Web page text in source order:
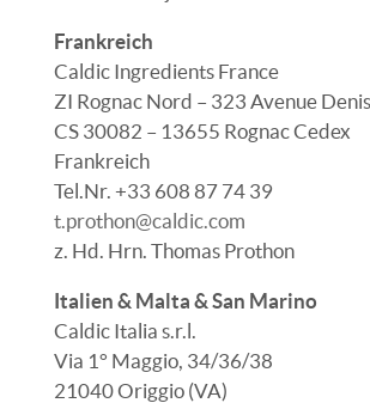
Frankreich
Caldic Ingredients France
ZI Rognac Nord – 323 Avenue
CS 30082 – 13655 Rognac Cedex
Frankreich
Tel.Nr. +33 608 87 74 39
t.prothon@caldic.com
z. Hd. Hrn. Thomas Prothon
Italien & Malta & San Marino
Caldic Italia s.r.l.
Via 1° Maggio, 34/36/38
21040 Origgio (VA)